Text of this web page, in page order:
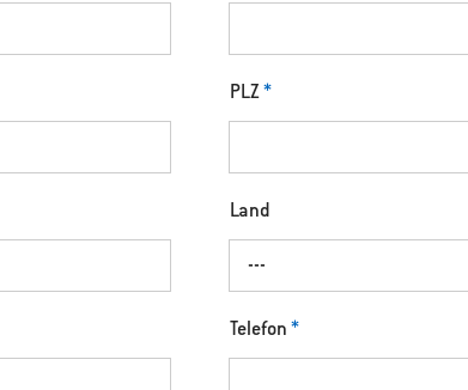
PLZ*
Land
---
Telefon*